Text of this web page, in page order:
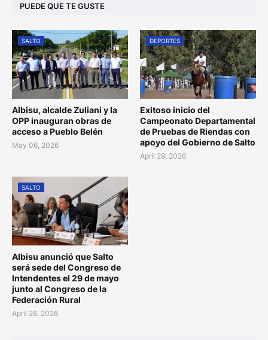
PUEDE QUE TE GUSTE
SALTO
Albisu, alcalde Zuliani y la
OPP inauguran obras de
acceso a Pueblo Belén
May 06, 2026
DEPORTES
Exitoso inicio del
Campeonato Departamental
de Pruebas de Riendas con
apoyo del Gobierno de Salto
April 29, 2026
SALTO
Albisu anunció que Salto
será sede del Congreso de
Intendentes el 29 de mayo
junto al Congreso de la
Federación Rural
April 26, 2026